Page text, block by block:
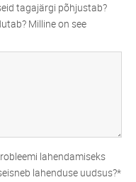
tagajärgi põhjustab?
Milline on see
lahendamiseks
lahenduse uudsus?